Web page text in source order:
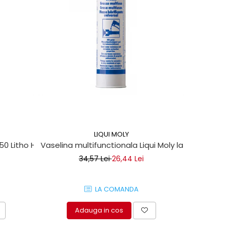
Litho HT
LIQUI MOLY
Vaselina multifunctionala Liqui Moly la tub 400ml
34,57 Lei26,44 Lei
LA COMANDA
Adauga in cos